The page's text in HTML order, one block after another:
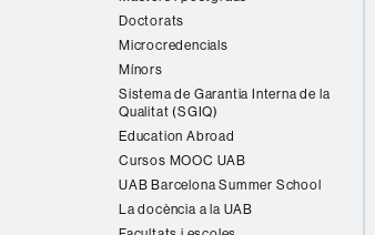
Doctorats
Microcredencials
Mínors
Sistema de Garantia Interna de la
Qualitat (SGIQ)
Education Abroad
Cursos MOOC UAB
UAB Barcelona Summer School
La docència a la UAB